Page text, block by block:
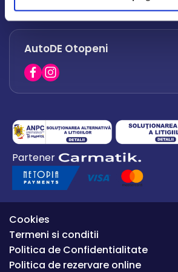
office.afumati@autode.ro
0730 063 852
0730 063 851
AutoDE Otopeni
0754 649 360
office.premium@autode.ro
Partener
Cookies
Termeni si conditii
Politica de Confidentialitate
Politica de rezervare online